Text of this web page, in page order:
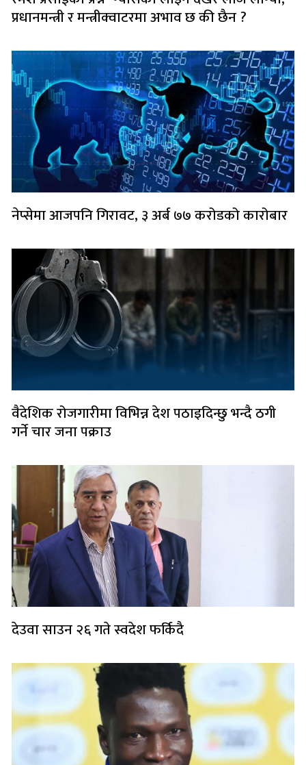
प्रधानमन्त्री र मन्त्रीक्वाटरमा अभाव छ की छैन ?
नेप्सेमा आजपनि गिरावट, ३ अर्ब ७७ करोडको कारोबार
वैदेशिक रोजगारीमा विभिन्न देश पठाइदिन्छु भन्दै ठगी
गर्ने चार जना पक्राउ
देउवा साउन २६ गते स्वदेश फर्किदै